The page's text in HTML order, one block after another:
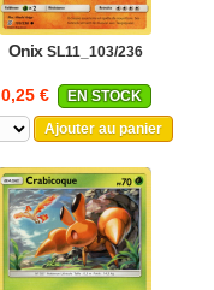
Onix SL11_103/236
0,25 €
EN STOCK
Ajouter au panier